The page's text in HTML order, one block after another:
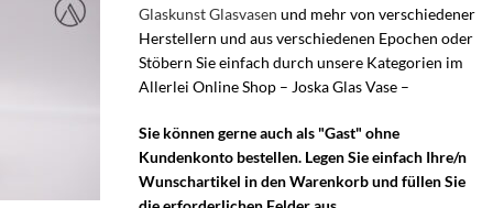
Glaskunst Glasvasen und mehr von verschiedener
Herstellern und aus verschiedenen Epochen oder
Stöbern Sie einfach durch unsere Kategorien im
Allerlei Online Shop – Joska Glas Vase –
Sie können gerne auch als "Gast" ohne
Kundenkonto bestellen. Legen Sie einfach Ihre/n
Wunschartikel in den Warenkorb und füllen Sie